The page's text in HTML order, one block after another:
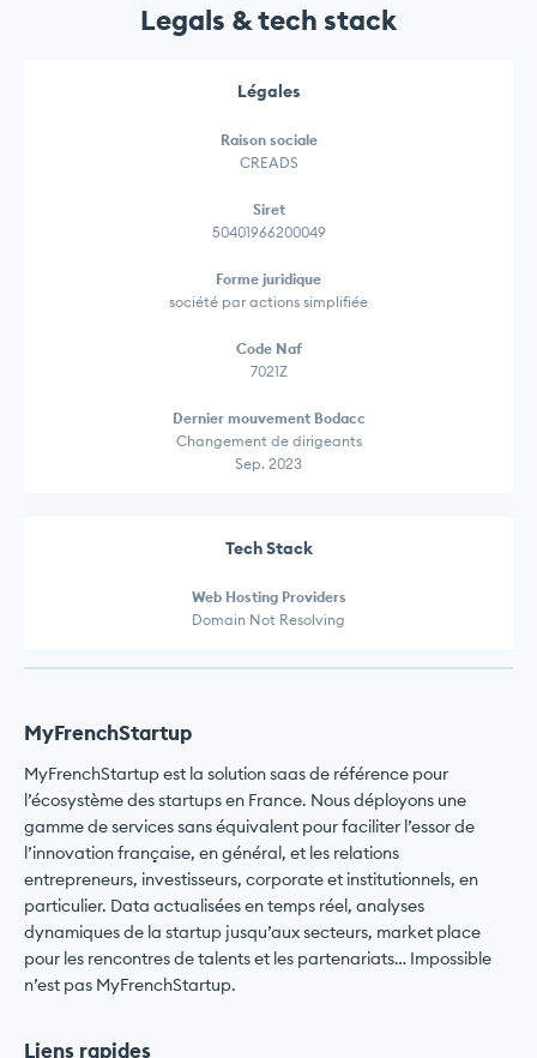
Legals & tech stack
Légales
Raison sociale
CREADS
Siret
50401966200049
Forme juridique
société par actions simplifiée
Code Naf
7021Z
Dernier mouvement Bodacc
Changement de dirigeants
Sep. 2023
Tech Stack
Web Hosting Providers
Domain Not Resolving
MyFrenchStartup
MyFrenchStartup est la solution saas de référence pour
l’écosystème des startups en France. Nous déployons une
gamme de services sans équivalent pour faciliter l’essor de
l’innovation française, en général, et les relations
entrepreneurs, investisseurs, corporate et institutionnels, en
particulier. Data actualisées en temps réel, analyses
dynamiques de la startup jusqu’aux secteurs, market place
pour les rencontres de talents et les partenariats… Impossible
n’est pas MyFrenchStartup.
Liens rapides